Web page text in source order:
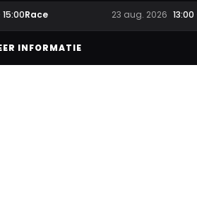
15:00Race 23 aug. 2026 13:00
INFORMATIE